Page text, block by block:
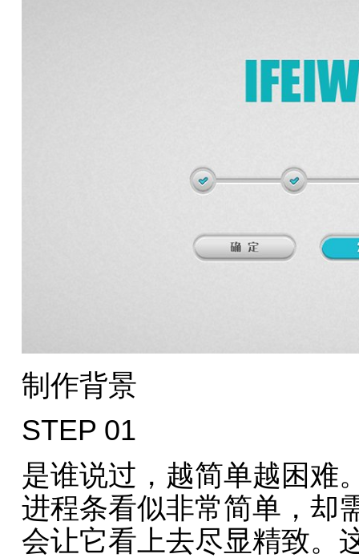
制作背景
STEP 01
是谁说过，越简单越困难
进程条看似非常简单，却
会让它看上去尽显精致。